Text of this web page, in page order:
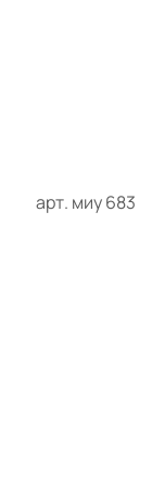
арт. миу 683